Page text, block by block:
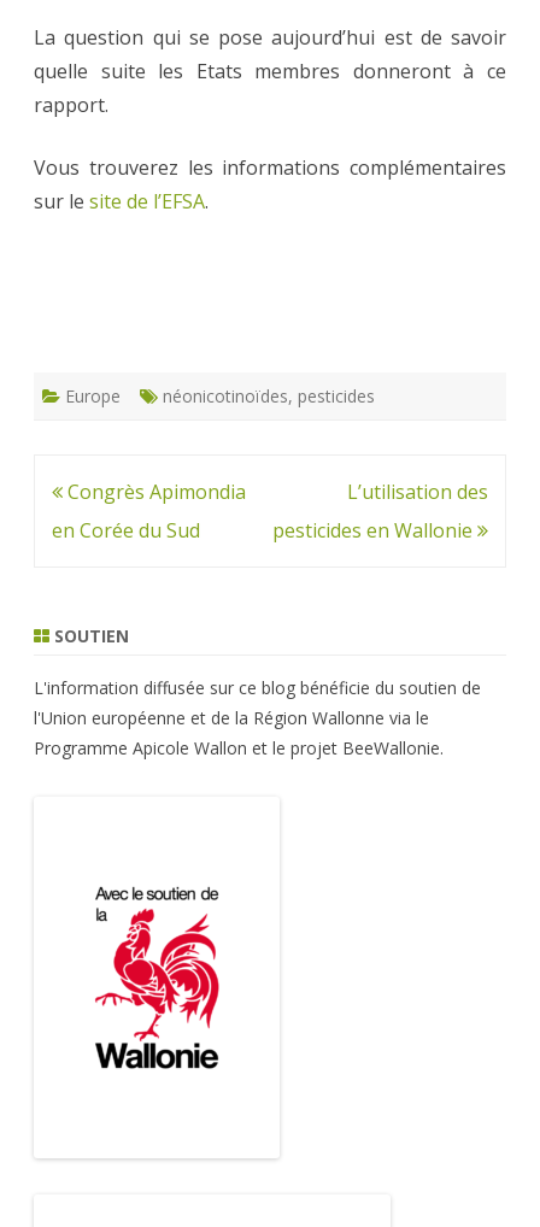
La question qui se pose aujourd’hui est de savoir
quelle suite les Etats membres donneront à ce
rapport.
Vous trouverez les informations complémentaires
sur le site de l’EFSA.
Europe néonicotinoïdes, pesticides
Navigation
de
Congrès Apimondia
en Corée du Sud
L’utilisation des
pesticides en Wallonie
SOUTIEN
L'information diffusée sur ce blog bénéficie du soutien de
l'Union européenne et de la Région Wallonne via le
Programme Apicole Wallon et le projet BeeWallonie.